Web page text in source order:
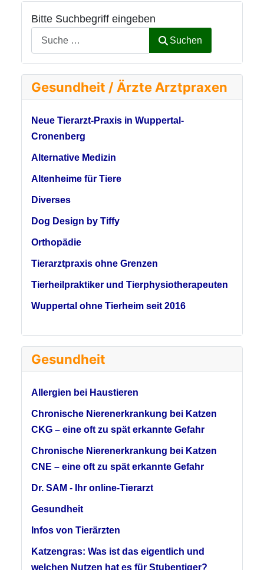
Bitte Suchbegriff eingeben
Suchen
Gesundheit / Ärzte Arztpraxen
Neue Tierarzt-Praxis in Wuppertal-
Cronenberg
Alternative Medizin
Altenheime für Tiere
Diverses
Dog Design by Tiffy
Orthopädie
Tierarztpraxis ohne Grenzen
Tierheilpraktiker und Tierphysiotherapeuten
Wuppertal ohne Tierheim seit 2016
Gesundheit
Allergien bei Haustieren
Chronische Nierenerkrankung bei Katzen
CKG – eine oft zu spät erkannte Gefahr
Chronische Nierenerkrankung bei Katzen
CNE – eine oft zu spät erkannte Gefahr
Dr. SAM - Ihr online-Tierarzt
Gesundheit
Infos von Tierärzten
Katzengras: Was ist das eigentlich und
welchen Nutzen hat es für Stubentiger?